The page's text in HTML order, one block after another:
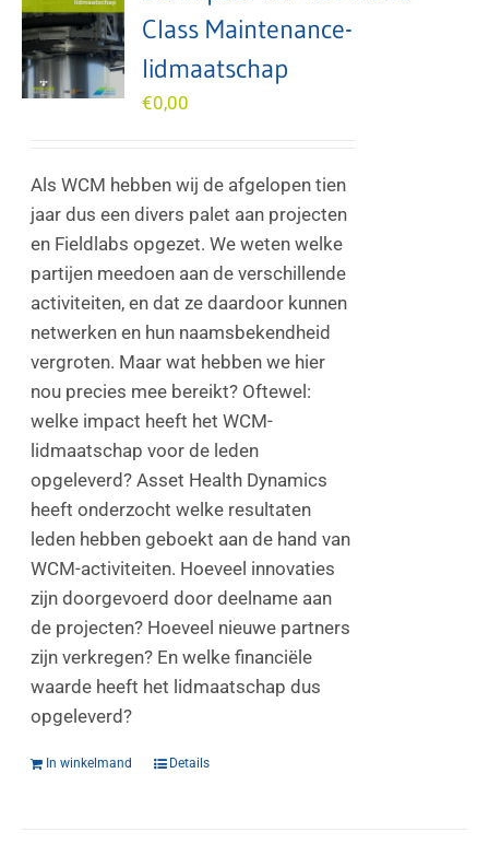
Class Maintenance-
lidmaatschap
€0,00
Als WCM hebben wij de afgelopen tien
jaar dus een divers palet aan projecten
en Fieldlabs opgezet. We weten welke
partijen meedoen aan de verschillende
activiteiten, en dat ze daardoor kunnen
netwerken en hun naamsbekendheid
vergroten. Maar wat hebben we hier
nou precies mee bereikt? Oftewel:
welke impact heeft het WCM-
lidmaatschap voor de leden
opgeleverd? Asset Health Dynamics
heeft onderzocht welke resultaten
leden hebben geboekt aan de hand van
WCM-activiteiten. Hoeveel innovaties
zijn doorgevoerd door deelname aan
de projecten? Hoeveel nieuwe partners
zijn verkregen? En welke financiële
waarde heeft het lidmaatschap dus
opgeleverd?
In winkelmand Details